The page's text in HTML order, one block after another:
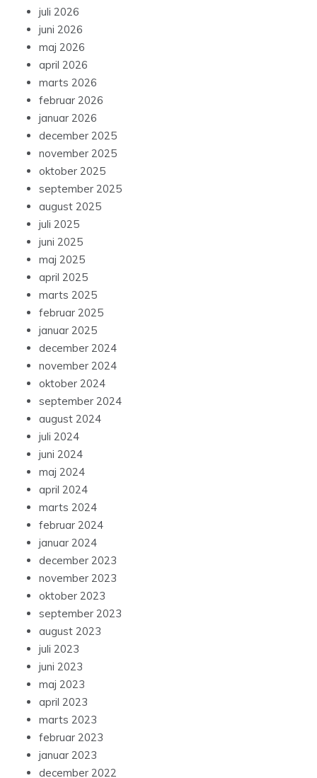
juli 2026
juni 2026
maj 2026
april 2026
marts 2026
februar 2026
januar 2026
december 2025
november 2025
oktober 2025
september 2025
august 2025
juli 2025
juni 2025
maj 2025
april 2025
marts 2025
februar 2025
januar 2025
december 2024
november 2024
oktober 2024
september 2024
august 2024
juli 2024
juni 2024
maj 2024
april 2024
marts 2024
februar 2024
januar 2024
december 2023
november 2023
oktober 2023
september 2023
august 2023
juli 2023
juni 2023
maj 2023
april 2023
marts 2023
februar 2023
januar 2023
december 2022